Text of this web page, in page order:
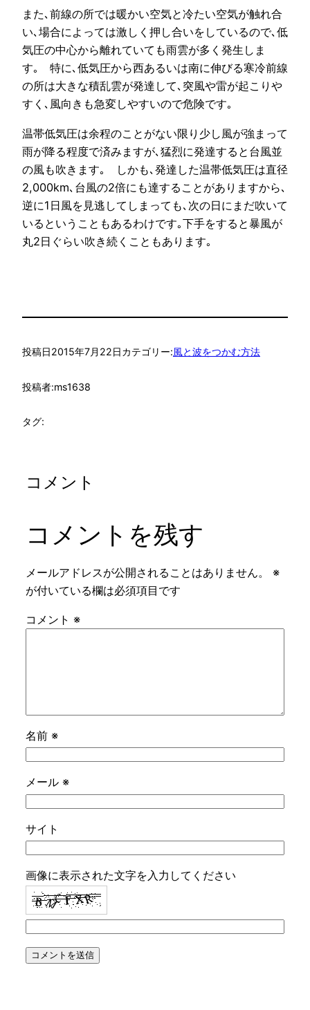
また､前線の所では暖かい空気と冷たい空気が触れ合
い､場合によっては激しく押し合いをしているので､低
気圧の中心から離れていても雨雲が多く発生しま
す｡ 特に､低気圧から西あるいは南に伸びる寒冷前線
の所は大きな積乱雲が発達して､突風や雷が起こりや
すく､風向きも急変しやすいので危険です｡
温帯低気圧は余程のことがない限り少し風が強まって
雨が降る程度で済みますが､猛烈に発達すると台風並
の風も吹きます｡ しかも､発達した温帯低気圧は直径
2,000km､台風の2倍にも達することがありますから､
逆に1日風を見逃してしまっても､次の日にまだ吹いて
いるということもあるわけです｡下手をすると暴風が
丸2日ぐらい吹き続くこともあります｡
投稿日2015年7月22日カテゴリー:風と波をつかむ方法
投稿者:ms1638
タグ:
コメント
コメントを残す
メールアドレスが公開されることはありません。
※
が付いている欄は必須項目です
コメント ※
名前 ※
メール ※
サイト
画像に表示された文字を入力してください